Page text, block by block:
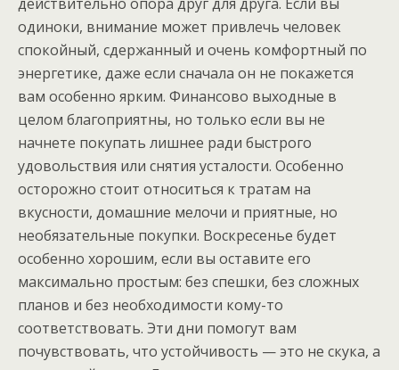
одиноки, внимание может привлечь человек
спокойный, сдержанный и очень комфортный по
энергетике, даже если сначала он не покажется
вам особенно ярким. Финансово выходные в
целом благоприятны, но только если вы не
начнете покупать лишнее ради быстрого
удовольствия или снятия усталости. Особенно
осторожно стоит относиться к тратам на
вкусности, домашние мелочи и приятные, но
необязательные покупки. Воскресенье будет
особенно хорошим, если вы оставите его
максимально простым: без спешки, без сложных
планов и без необходимости кому-то
соответствовать. Эти дни помогут вам
почувствовать, что устойчивость — это не скука, а